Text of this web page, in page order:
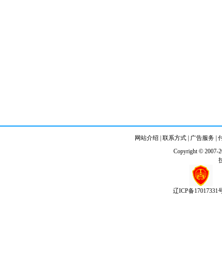
网站介绍 联系方式| 广告服务|
Copyright © 2007-
辽ICP备17017331